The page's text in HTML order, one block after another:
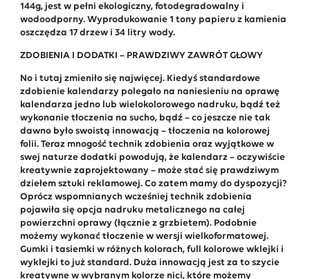
144g, jest w pełni ekologiczny, fotodegradowalny i
wodoodporny. Wyprodukowanie 1 tony papieru z kamienia
oszczędza 17 drzew i 34 litry wody.
ZDOBIENIA I DODATKI – PRAWDZIWY ZAWRÓT GŁOWY
No i tutaj zmieniło się najwięcej. Kiedyś standardowe
zdobienie kalendarzy polegało na naniesieniu na oprawę
kalendarza jedno lub wielokolorowego nadruku, bądź też
wykonanie tłoczenia na sucho, bądź – co jeszcze nie tak
dawno było swoistą innowacją – tłoczenia na kolorowej
folii. Teraz mnogość technik zdobienia oraz wyjątkowe w
swej naturze dodatki powodują, że kalendarz – oczywiście
kreatywnie zaprojektowany – może stać się prawdziwym
dziełem sztuki reklamowej. Co zatem mamy do dyspozycji?
Oprócz wspomnianych wcześniej technik zdobienia
pojawiła się opcja nadruku metalicznego na całej
powierzchni oprawy (łącznie z grzbietem). Podobnie
możemy wykonać tłoczenie w wersji wielkoformatowej.
Gumki i tasiemki w różnych kolorach, full kolorowe wklejki i
wyklejki to już standard. Duża innowacją jest za to szycie
kreatywne w wybranym kolorze nici, które możemy